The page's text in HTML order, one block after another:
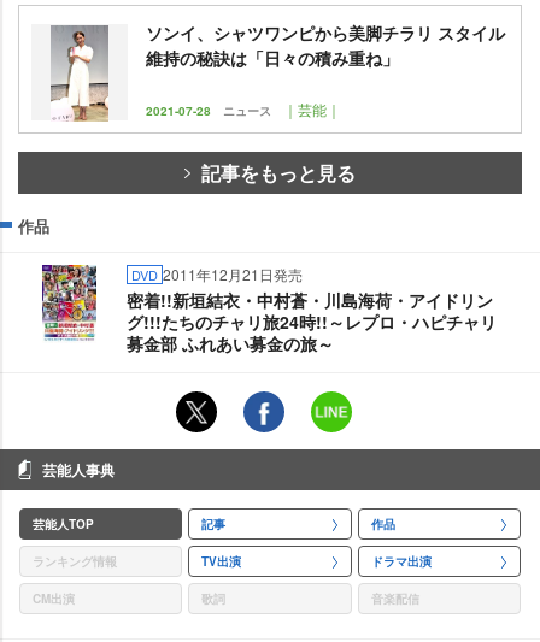
ソンイ、シャツワンピから美脚チラリ スタイル
維持の秘訣は「日々の積み重ね」
2021-07-28 ニュース ｜芸能｜
記事をもっと見る
作品
DVD 2011年12月21日発売
密着!!新垣結衣・中村蒼・川島海荷・アイドリン
グ!!!たちのチャリ旅24時!!～レプロ・ハピチャリ
募金部 ふれあい募金の旅～
芸能人事典
芸能人TOP 記事 作品
ランキング情報 TV出演 ドラマ出演
CM出演 歌詞 音楽配信